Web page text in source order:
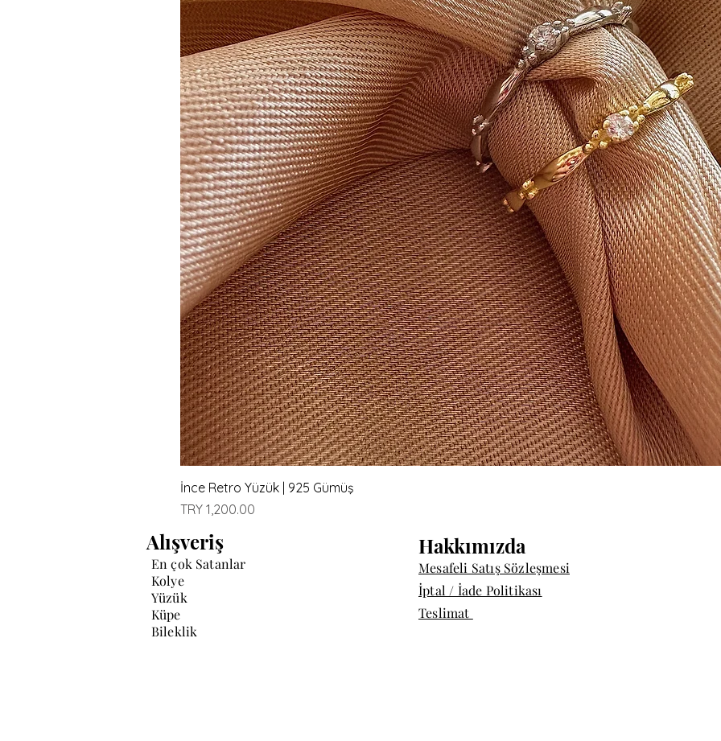
İnce Retro Yüzük | 925 Gümüş
Price
TRY 1,200.00
Alışveriş
En çok Satanlar
Kolye
Yüzük
Küpe
Bileklik
Hakkımızda
Mesafeli Satış Sözleşmesi
İptal / İade Politikası
Teslimat